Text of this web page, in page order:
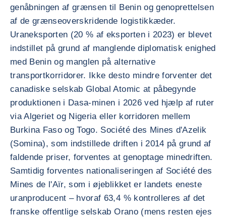
genåbningen af grænsen til Benin og genoprettelsen
af de grænseoverskridende logistikkæder.
Uraneksporten (20 % af eksporten i 2023) er blevet
indstillet på grund af manglende diplomatisk enighed
med Benin og manglen på alternative
transportkorridorer. Ikke desto mindre forventer det
canadiske selskab Global Atomic at påbegynde
produktionen i Dasa-minen i 2026 ved hjælp af ruter
via Algeriet og Nigeria eller korridoren mellem
Burkina Faso og Togo. Société des Mines d'Azelik
(Somina), som indstillede driften i 2014 på grund af
faldende priser, forventes at genoptage minedriften.
Samtidig forventes nationaliseringen af Société des
Mines de l'Aïr, som i øjeblikket er landets eneste
uranproducent – hvoraf 63,4 % kontrolleres af det
franske offentlige selskab Orano (mens resten ejes